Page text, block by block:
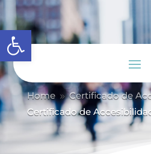
Abrir barra de herramientas
Home 9 Certificado de
Certificado de